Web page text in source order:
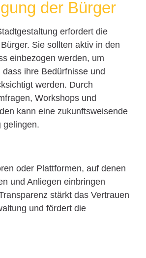
der Bürger
erfordert die
Sie sollten aktiv in den
einbezogen werden, um
ihre Bedürfnisse und
werden. Durch
Workshops und
kann eine zukunftsweisende
gelingen.
oder Plattformen, auf denen
und Anliegen einbringen
stärkt das Vertrauen
und fördert die